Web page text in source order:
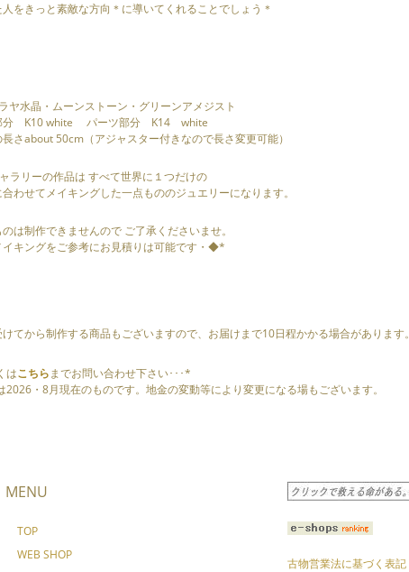
をきっと素敵な方向＊に導いてくれることでしょう＊
水晶・ムーンストーン・グリーンアメジスト
分 K10 white パーツ部分 K14 white
さabout 50cm（アジャスター付きなので長さ変更可能）
ラリーの作品は すべて世界に１つだけの
わせてメイキングした一点もののジュエリーになります。
は制作できませんので ご了承くださいませ。
イキングをご参考にお見積りは可能です・◆*
てから制作する商品もございますので、お届けまで10日程かかる場合があります。
はこちらまでお問い合わせ下さい･･･*
2026・8月現在のものです。地金の変動等により変更になる場もございます。
MENU
TOP
WEB SHOP
古物営業法に基づく表記